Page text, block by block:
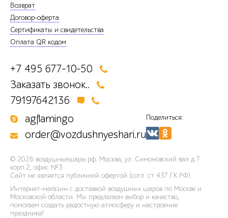
Возврат
Договор-оферта
Сертификаты и свидетельства
Оплата QR кодом
+7 495 677-10-50
Заказать звонок..
79197642136
agflamingo
order@vozdushnyeshari.ru
Поделиться:
© 2026 воздушныешары.рф, Москва, ул. Симоновский вал д.7
корп.2, офис №3
Сайт не является публичной офертой (согл. ст 437 ГК РФ).
Интернет-магазин с доставкой воздушных шаров по Москве и
Московской области. Мы предлагаем выбор и качество,
помогаем создать радостную атмосферу и настроение
праздника!